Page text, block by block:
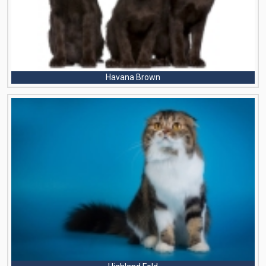
Havana Brown